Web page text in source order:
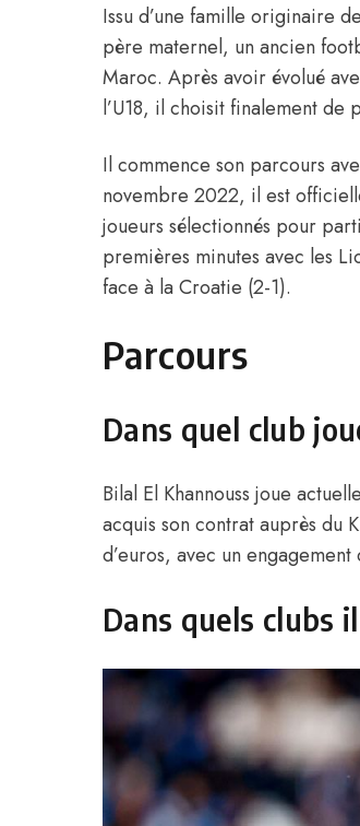
Issu d’une famille originaire
père maternel, un ancien
Maroc. Après avoir évolué
l’U18, il choisit finalement de
Il commence son parcours
novembre 2022, il est
joueurs sélectionnés pour
premières minutes avec les
face à la Croatie (2-1).
Parcours
Dans quel club
Bilal El Khannouss joue
acquis son contrat auprès du
d’euros, avec un
Dans quels clubs